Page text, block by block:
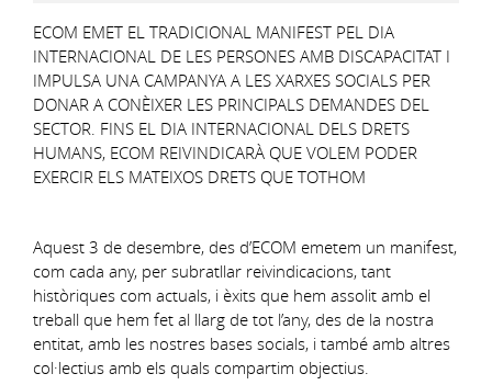
ECOM EMET EL TRADICIONAL MANIFEST PEL DIA
INTERNACIONAL DE LES PERSONES AMB DISCAPACITAT I
IMPULSA UNA CAMPANYA A LES XARXES SOCIALS PER
DONAR A CONÈIXER LES PRINCIPALS DEMANDES DEL
SECTOR. FINS EL DIA INTERNACIONAL DELS DRETS
HUMANS, ECOM REIVINDICARÀ QUE VOLEM PODER
EXERCIR ELS MATEIXOS DRETS QUE TOTHOM
Aquest 3 de desembre, des d’ECOM emetem un manifest,
com cada any, per subratllar reivindicacions, tant
històriques com actuals, i èxits que hem assolit amb el
treball que hem fet al llarg de tot l’any, des de la nostra
entitat, amb les nostres bases socials, i també amb altres
col·lectius amb els quals compartim objectius.